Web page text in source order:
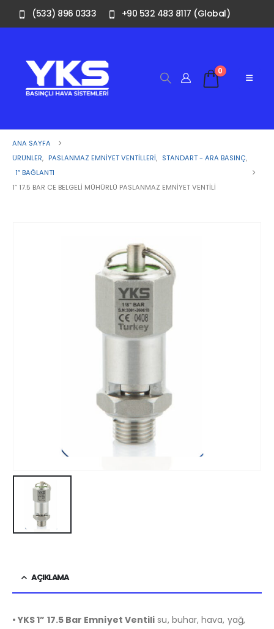
(533) 896 0333 +90 532 483 8117 (Global)
0
ANA SAYFA
ÜRÜNLER, PASLANMAZ EMNIYET VENTILLERI, STANDART - ARA BASINÇ,
1″ BAĞLANTI
1” 17.5 BAR CE BELGELI MÜHÜRLÜ PASLANMAZ EMNIYET VENTILI
AÇIKLAMA
• YKS 1” 17.5 Bar Emniyet Ventili su, buhar, hava, yağ,